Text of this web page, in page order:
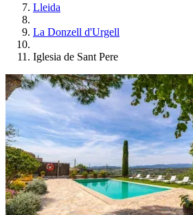
Lleida
La Donzell d'Urgell
Iglesia de Sant Pere